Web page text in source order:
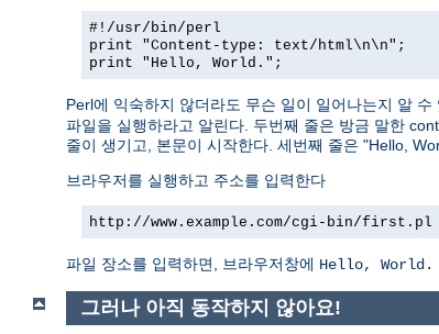
#!/usr/bin/perl
print "Content-type: text/html\n\n";
print "Hello, World.";
Perl에 익숙하지 않더라도 무슨 일이 일어나는지 알
파일을 실행하라고 알린다. 두번째 줄은 방금 말한
줄이 생기고, 본문이 시작한다. 세번째 줄은 "Hello,
브라우저를 실행하고 주소를 입력한다
http://www.example.com/cgi-bin/first.pl
파일 장소를 입력하면, 브라우저창에 Hello, World.
그러나 아직 동작하지 않아요!